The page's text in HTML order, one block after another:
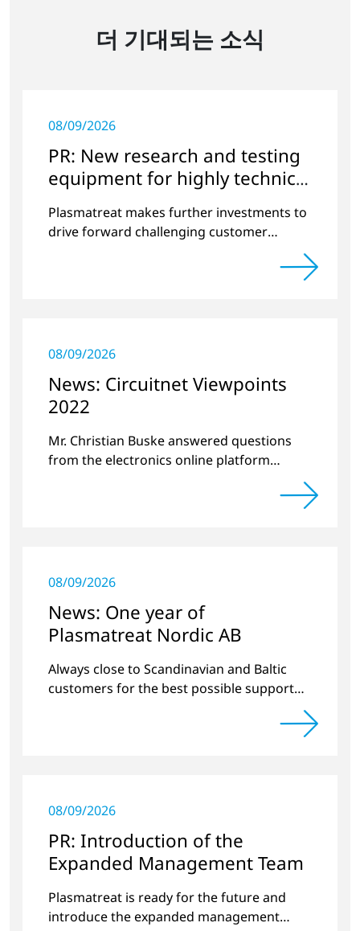
더 기대되는 소식
08/09/2026
PR: New research and testing
equipment for highly technical
surface treatment
Plasmatreat makes further investments to
drive forward challenging customer
08/09/2026
News: Circuitnet Viewpoints
2022
Mr. Christian Buske answered questions
from the electronics online platform
Circuitnet regarding a review of 2021 and a
08/09/2026
News: One year of
Plasmatreat Nordic AB
Always close to Scandinavian and Baltic
customers for the best possible support
08/09/2026
PR: Introduction of the
Expanded Management Team
Plasmatreat is ready for the future and
introduce the expanded management